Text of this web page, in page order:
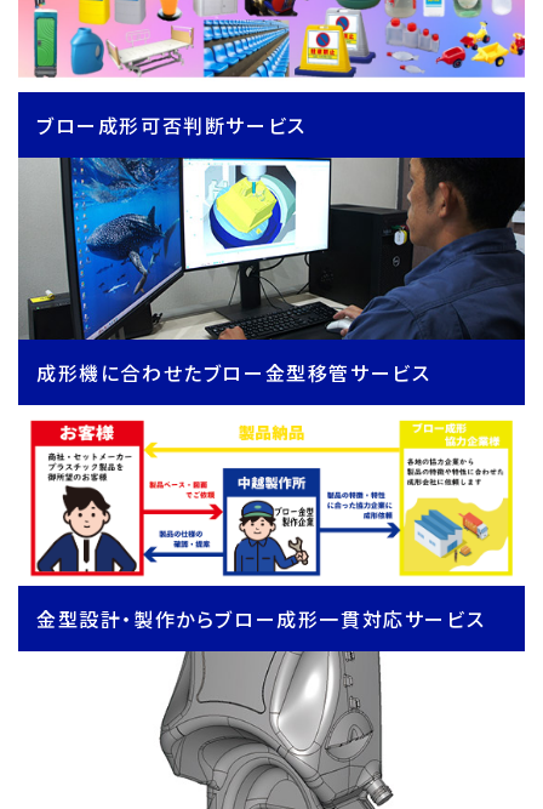
ブロー成形可否判断サービス
成形機に合わせたブロー金型移管サービス
金型設計・製作からブロー成形一貫対応サービス